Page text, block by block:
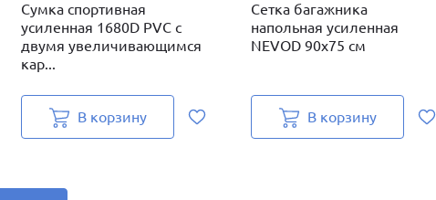
Сумка спортивная
усиленная 1680D PVC с
двумя увеличивающимся
кар...
В корзину
Сетка багажника
напольная усиленная
NEVOD 90х75 см
В корзину